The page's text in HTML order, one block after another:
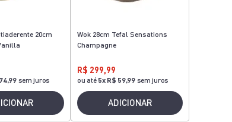
20cm
sem juros
Wok 28cm Tefal Sensations
Champagne
R$ 299,99
ou até 5x R$ 59,99 sem juros
ADICIONAR